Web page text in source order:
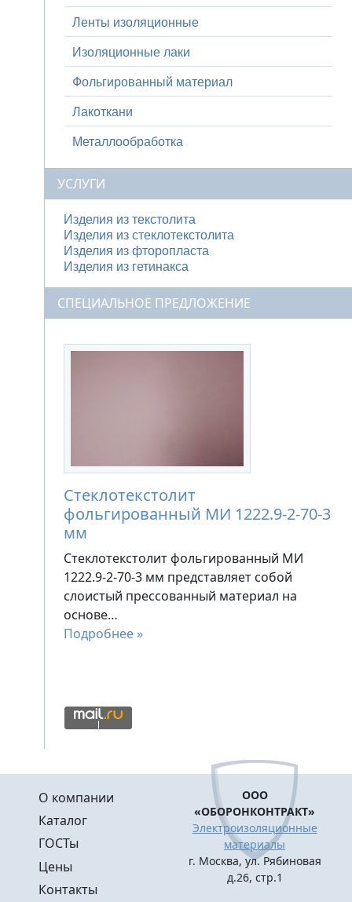
Ленты изоляционные
Изоляционные лаки
Фольгированный материал
Лакоткани
Металлообработка
УСЛУГИ
Изделия из текстолита
Изделия из стеклотекстолита
Изделия из фторопласта
Изделия из гетинакса
СПЕЦИАЛЬНОЕ ПРЕДЛОЖЕНИЕ
Стеклотекстолит
фольгированный МИ 1222.9-2-70-3
мм
Стеклотекстолит фольгированный МИ
1222.9-2-70-3 мм представляет собой
слоистый прессованный материал на
основе…
Подробнее »
Меню в подвале
О компании
Каталог
ГОСТы
Цены
Контакты
ООО
«ОБОРОНКОНТРАКТ»
Электроизоляционные
материалы
г. Москва, ул. Рябиновая
д.26, стр.1